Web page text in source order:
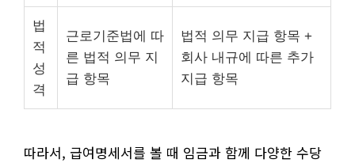
법
적
성
격
근로기준법에 따
른 법적 의무 지
급 항목
법적 의무 지급 항목 +
회사 내규에 따른 추가
지급 항목
따라서, 급여명세서를 볼 때 임금과 함께 다양한 수당